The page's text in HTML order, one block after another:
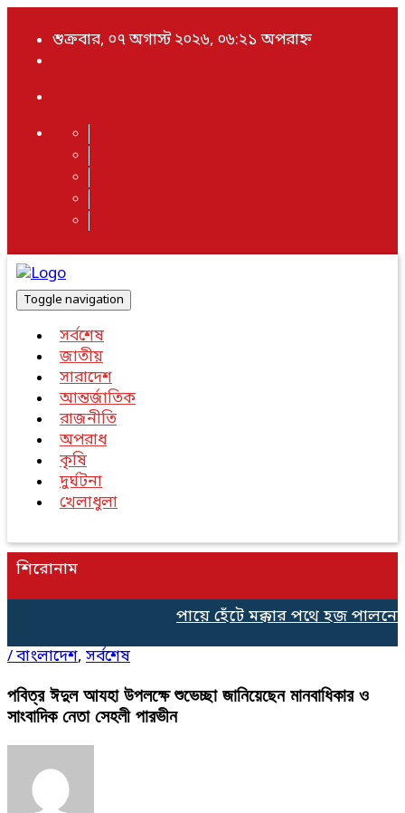
শুক্রবার, ০৭ অগাস্ট ২০২৬, ০৬:২১ অপরাহ্ন
Toggle navigation
সর্বশেষ
জাতীয়
সারাদেশ
আন্তর্জাতিক
রাজনীতি
অপরাধ
কৃষি
দুর্ঘটনা
খেলাধুলা
শিরোনাম
পায়ে হেঁটে মক্কার পথে হজ
/বাংলাদেশ, সর্বশেষ
পবিত্র ঈদুল আযহা উপলক্ষে শুভেচ্ছা জানিয়েছেন মানবাধিকার ও
সাংবাদিক নেতা সেহলী পারভীন